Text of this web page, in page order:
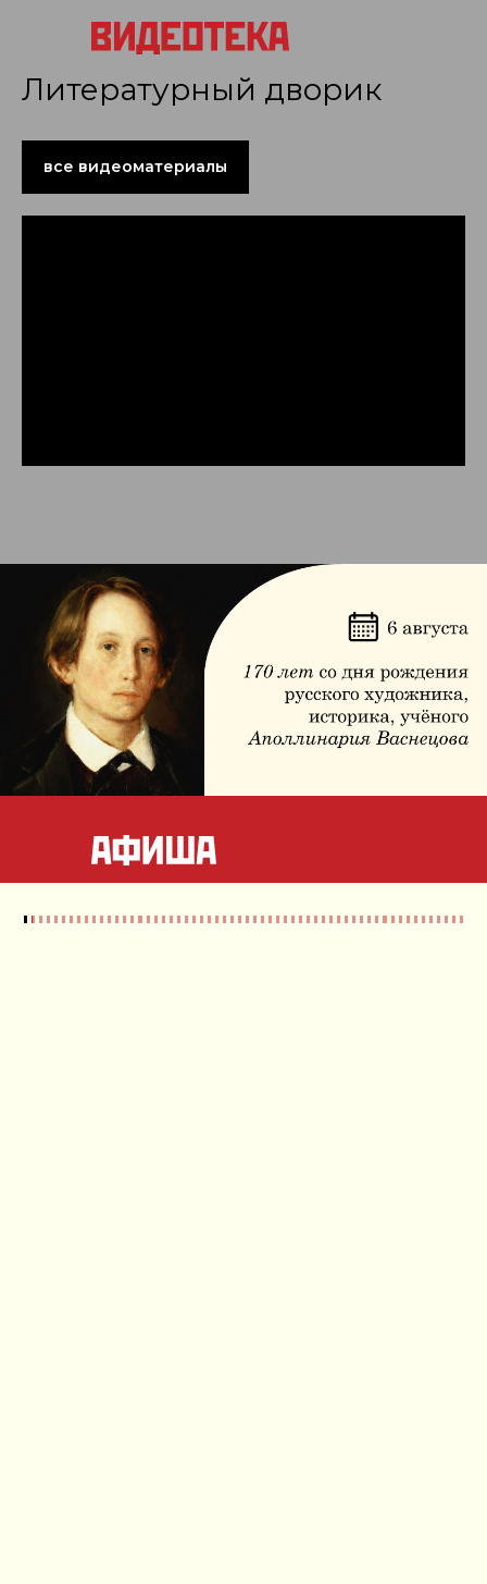
Литературный дворик
все видеоматериалы